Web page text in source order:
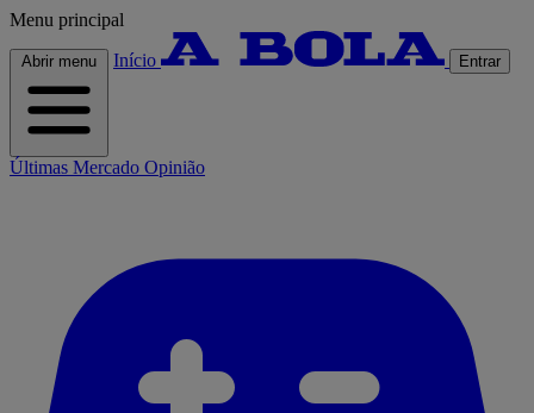
Menu principal
Abrir menu Início Entrar
Últimas Mercado Opinião